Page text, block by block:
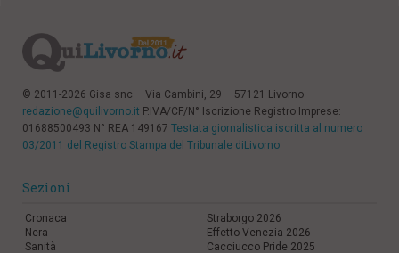
© 2011-2026 Gisa snc – Via Cambini, 29 – 57121 Livorno
redazione@quilivorno.it P.IVA/CF/N° Iscrizione Registro Imprese:
01688500493 N° REA 149167 Testata giornalistica iscritta al numero
03/2011 del Registro Stampa del Tribunale diLivorno
Sezioni
Cronaca
Nera
Sanità
Straborgo 2026
Effetto Venezia 2026
Cacciucco Pride 2025